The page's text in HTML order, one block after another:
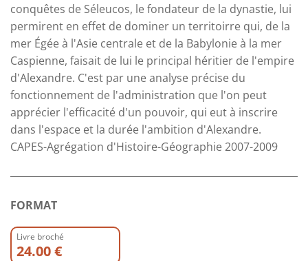
conquêtes de Séleucos, le fondateur de la dynastie, lui
permirent en effet de dominer un territoirre qui, de la
mer Égée à l'Asie centrale et de la Babylonie à la mer
Caspienne, faisait de lui le principal héritier de l'empire
d'Alexandre. C'est par une analyse précise du
fonctionnement de l'administration que l'on peut
apprécier l'efficacité d'un pouvoir, qui eut à inscrire
dans l'espace et la durée l'ambition d'Alexandre.
CAPES-Agrégation d'Histoire-Géographie 2007-2009
FORMAT
Livre broché
24.00 €